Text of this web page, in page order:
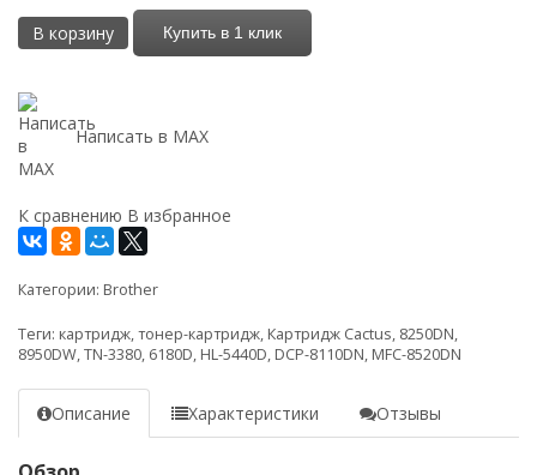
В корзину Купить в 1 клик
Написать в MAX
К сравнению В избранное
Категории: Brother
Теги: картридж,тонер-картридж, Картридж Cactus, 8250DN,
8950DW,TN-3380, 6180D, HL-5440D, DCP-8110DN, MFC-8520DN
Описание Характеристики Отзывы